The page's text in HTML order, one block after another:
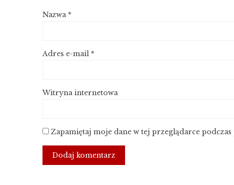
Nazwa *
Adres e-mail *
Witryna internetowa
Zapamiętaj moje dane w tej przeglądarce